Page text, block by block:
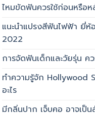
ไหมขัดฟันควรใช้ก่อนหรือ
แนะนำแปรงสีฟันไฟฟ้า ยี่ห้
2022
การจัดฟันเด็กและวัยรุ่น คว
ทำความรู้จัก Hollywood
อะไร
มีกลิ่นปาก เจ็บคอ อาจเ